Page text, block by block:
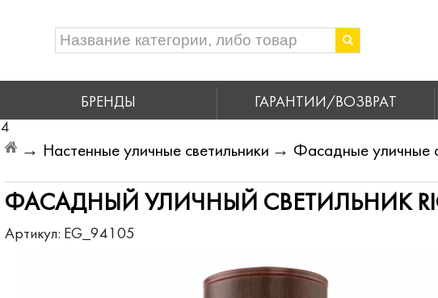
БРЕНДЫ ГАРАНТИИ/ВОЗВРАТ
4
→ Фасадные уличные
→ Настенные уличные светильники
ФАСАДНЫЙ УЛИЧНЫЙ СВЕТИЛЬНИК
Артикул: EG_94105